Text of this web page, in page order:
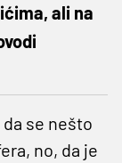
ali na
se nešto
no, da je